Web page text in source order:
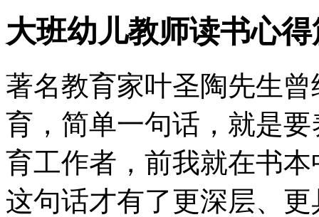
大班幼儿教师读书心得
著名教育家叶圣陶先生
育，简单一句话，就是
育工作者，前我就在书
这句话才有了更深层、